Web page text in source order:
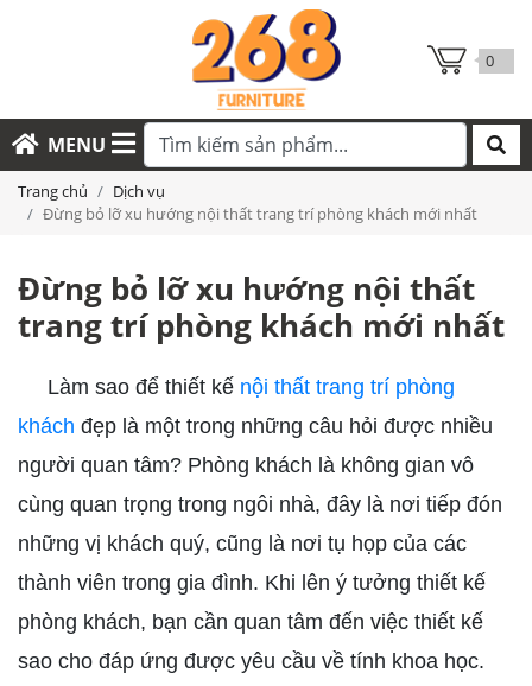
0
MENU
Trang chủ
Dịch vụ
Đừng bỏ lỡ xu hướng nội thất trang trí phòng khách mới nhất
Đừng bỏ lỡ xu hướng nội thất
trang trí phòng khách mới nhất
Làm sao để thiết kế nội thất trang trí phòng
khách đẹp là một trong những câu hỏi được nhiều
người quan tâm? Phòng khách là không gian vô
cùng quan trọng trong ngôi nhà, đây là nơi tiếp đón
những vị khách quý, cũng là nơi tụ họp của các
thành viên trong gia đình. Khi lên ý tưởng thiết kế
phòng khách, bạn cần quan tâm đến việc thiết kế
sao cho đáp ứng được yêu cầu về tính khoa học.